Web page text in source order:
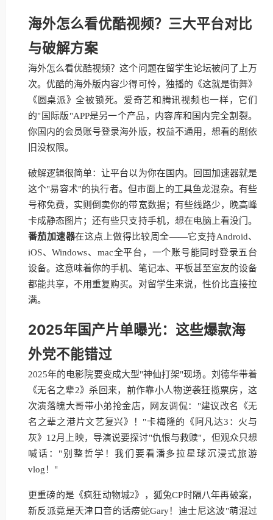
海外怎么看优酷视频？三大平台对比
与破解方案
海外怎么看优酷视频？这个问题在留学生论坛被问了上万
次。优酷的海外版内容少得可怜，独播的《这就是街舞》
《圆桌派》全被锁死。爱奇艺和腾讯视频也一样，它们
的"国际版"APP是另一个产品，内容库和国内完全割裂。
你国内的会员账号登录海外版，权益不通用，想看的剧依
旧没权限。
破解逻辑很简单：让平台以为你在国内。回国加速器就是
这个"易容术"的执行者。但市面上的工具鱼龙混杂。有些
号称免费，实则倒卖你的带宽数据；有些线路少，晚高峰
卡成静态图片；还有些只支持手机，想在电脑上看没门。
番茄加速器在这点上做得比较周全——它支持Android、
iOS、Windows、mac全平台，一个账号能同时登录五台
设备。这意味着你的手机、笔记本、平板甚至室友的设备
都能共享，不用重复购买。对留学生来说，性价比直接拉
满。
2025年国产片单曝光：这些爆款海
外党不能错过
2025年的电影院要变成大型"神仙打架"现场。刘德华带着
《无名之辈2》杀回来，前作靠小人物逆袭狂揽票房，这
次演落魄大哥带小弟抢金店，网友调侃："建议改名《无
名之辈之港片文艺复兴》！"卡梅隆的《阿凡达3：火与
灰》12月上映，导演说要探讨"仇恨与救赎"，但观众只想
喊话："别整哲学！我们要看潘多拉星球沉浸式旅游
vlog！"
更重磅的是《疯狂动物城2》，狐兔CP时隔八年再破案，
新反派竟是天津口音的话痨蛇Gary！迪士尼这波"萌混过